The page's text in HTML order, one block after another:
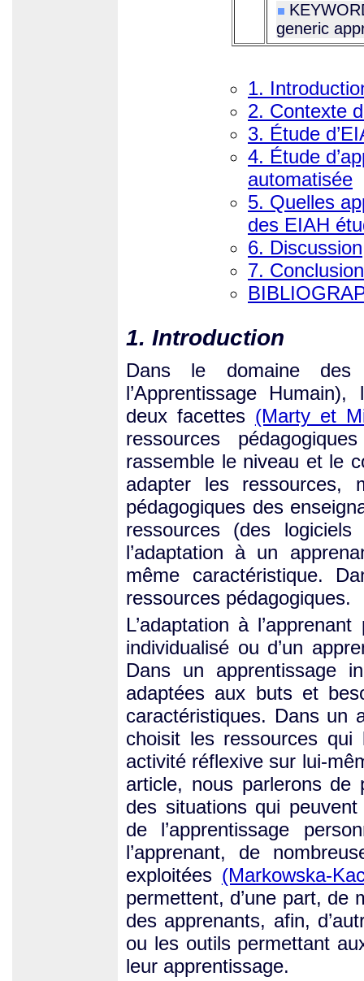
generic
1.
2. Contexte
3. Étude
4. Étude
automatisée
5. Quelles
des EIAH
6. Discussion
7. Conclusion
1. Introduction
Dans le domaine des
l’Apprentissage
deux facettes (Marty et
ressources
rassemble le niveau et le
adapter les ressources,
pédagogiques des
ressources (des
l’adaptation à un
même caractéristique.
ressources pédagogiques.
L’adaptation à
individualisé ou d’un
Dans un apprentissage
adaptées aux buts et
caractéristiques. Dans un
choisit les ressources
activité réflexive sur lui-
article, nous parlerons de
des situations qui
de l’apprentissage
l’apprenant, de
exploitées (Markowska-
permettent, d’une part, de
des apprenants, afin,
ou les outils permettant
leur apprentissage.